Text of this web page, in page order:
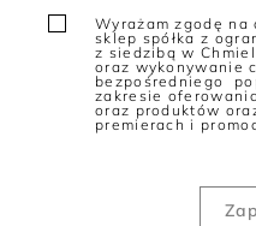
zmysłowy burgund,
twarzowy taupe. Wciąż
odcieniom podstawowym,
bieli, atramentowemu
platynowej szarości.
kurtki Patrizia Aryton
Przyjazne dla skóry, ciepłe i
Wyrażam zgodę
sklep spółka z
z siedzibą w
oraz wykonywanie
bezpośredniego
zakresie
oraz produktów
premierach i